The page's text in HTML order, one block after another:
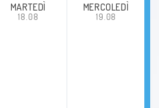
MARTEDÌ
18.08
MERCOLEDÌ
19.08